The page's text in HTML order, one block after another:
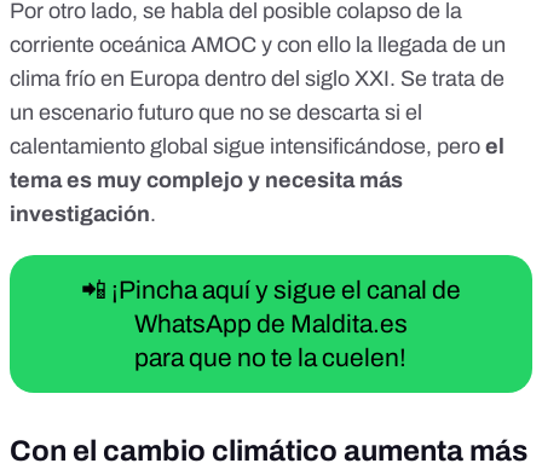
Por otro lado, se habla del posible colapso de la
corriente oceánica AMOC y con ello la llegada de un
clima frío en Europa dentro del siglo XXI. Se trata de
un escenario futuro que no se descarta si el
calentamiento global sigue intensificándose, pero el
tema es muy complejo y necesita más
investigación.
📲 ¡Pincha aquí y sigue el canal de
WhatsApp de Maldita.es
para que no te la cuelen!
Con el cambio climático aumenta más